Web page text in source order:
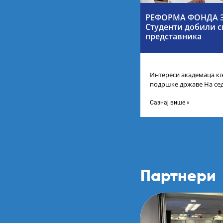
РЕФОРМА ФОНДА
Студенти добили
представника
Интереси академаца
подршке државе На
Сазнај више »
Партнери